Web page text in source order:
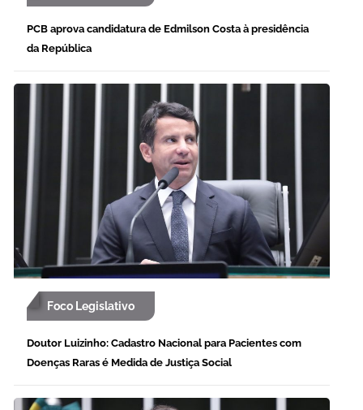
PCB aprova candidatura de Edmilson Costa à presidência
da República
Foco Legislativo
Doutor Luizinho: Cadastro Nacional para Pacientes com
Doenças Raras é Medida de Justiça Social